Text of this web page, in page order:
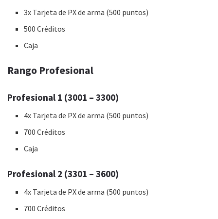
3x Tarjeta de PX de arma (500 puntos)
500 Créditos
Caja
Rango Profesional
Profesional 1 (3001 – 3300)
4x Tarjeta de PX de arma (500 puntos)
700 Créditos
Caja
Profesional 2 (3301 – 3600)
4x Tarjeta de PX de arma (500 puntos)
700 Créditos